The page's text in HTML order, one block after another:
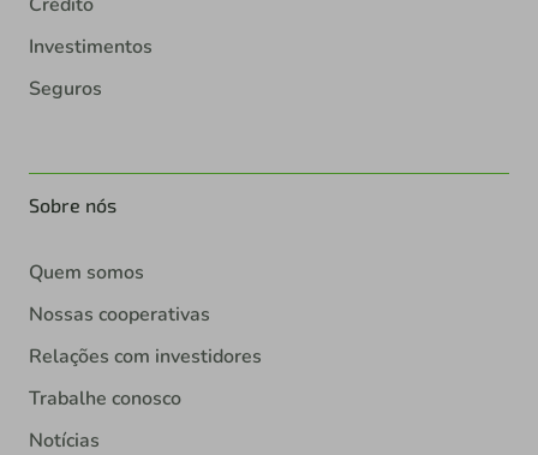
Investimentos
Seguros
Sobre nós
Quem somos
Nossas cooperativas
Relações com investidores
Trabalhe conosco
Notícias